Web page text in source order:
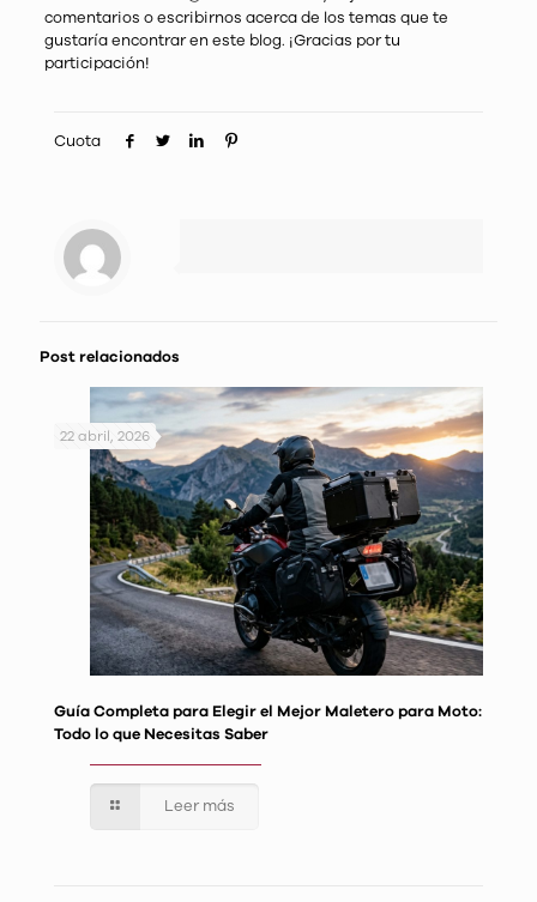
comentarios o escribirnos acerca de los temas que te
gustaría encontrar en este blog. ¡Gracias por tu
participación!
Cuota
Post relacionados
22 abril, 2026
Guía Completa para Elegir el Mejor Maletero para Moto:
Todo lo que Necesitas Saber
Leer más